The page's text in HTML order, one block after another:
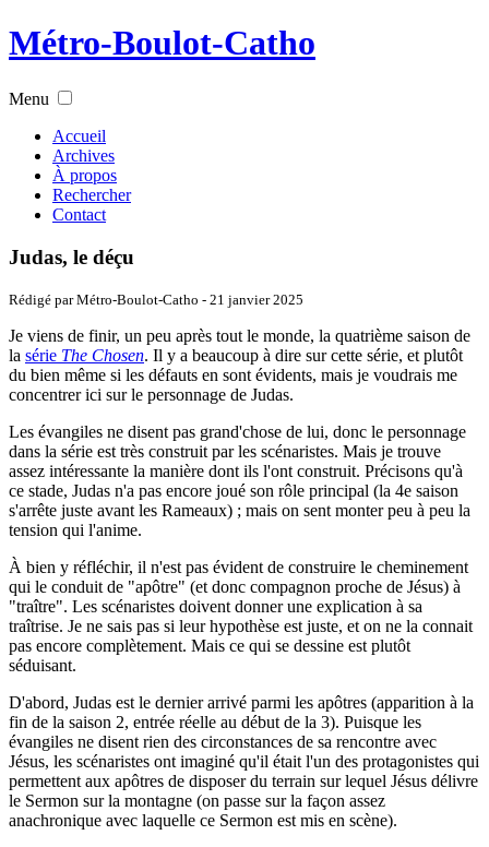
Métro-Boulot-Catho
Menu
Accueil
Archives
À propos
Rechercher
Contact
Judas, le déçu
Rédigé par Métro-Boulot-Catho - 21 janvier 2025
Je viens de finir, un peu après tout le monde, la quatrième saison de
la série The Chosen. Il y a beaucoup à dire sur cette série, et plutôt
du bien même si les défauts en sont évidents, mais je voudrais me
concentrer ici sur le personnage de Judas.
Les évangiles ne disent pas grand'chose de lui, donc le personnage
dans la série est très construit par les scénaristes. Mais je trouve
assez intéressante la manière dont ils l'ont construit. Précisons qu'à
ce stade, Judas n'a pas encore joué son rôle principal (la 4e saison
s'arrête juste avant les Rameaux) ; mais on sent monter peu à peu la
tension qui l'anime.
À bien y réfléchir, il n'est pas évident de construire le cheminement
qui le conduit de "apôtre" (et donc compagnon proche de Jésus) à
"traître". Les scénaristes doivent donner une explication à sa
traîtrise. Je ne sais pas si leur hypothèse est juste, et on ne la connait
pas encore complètement. Mais ce qui se dessine est plutôt
séduisant.
D'abord, Judas est le dernier arrivé parmi les apôtres (apparition à la
fin de la saison 2, entrée réelle au début de la 3). Puisque les
évangiles ne disent rien des circonstances de sa rencontre avec
Jésus, les scénaristes ont imaginé qu'il était l'un des protagonistes qui
permettent aux apôtres de disposer du terrain sur lequel Jésus délivre
le Sermon sur la montagne (on passe sur la façon assez
anachronique avec laquelle ce Sermon est mis en scène).